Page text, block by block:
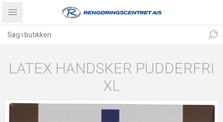
LATEX HANDSKER PUDDERFRI
XL